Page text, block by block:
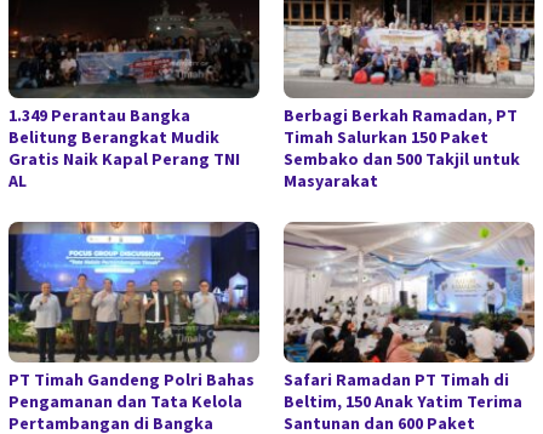
1.349 Perantau Bangka
Belitung Berangkat Mudik
Gratis Naik Kapal Perang TNI
AL
Berbagi Berkah Ramadan, PT
Timah Salurkan 150 Paket
Sembako dan 500 Takjil untuk
Masyarakat
PT Timah Gandeng Polri Bahas
Pengamanan dan Tata Kelola
Pertambangan di Bangka
Safari Ramadan PT Timah di
Beltim, 150 Anak Yatim Terima
Santunan dan 600 Paket